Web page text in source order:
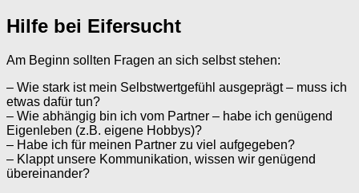
Hilfe bei Eifersucht
Am Beginn sollten Fragen an sich selbst stehen:
– Wie stark ist mein Selbstwertgefühl ausgeprägt – muss ich
etwas dafür tun?
– Wie abhängig bin ich vom Partner – habe ich genügend
Eigenleben (z.B. eigene Hobbys)?
– Habe ich für meinen Partner zu viel aufgegeben?
– Klappt unsere Kommunikation, wissen wir genügend
übereinander?